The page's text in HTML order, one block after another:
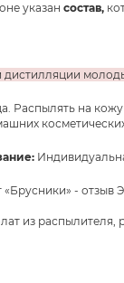
указан состав,
Распылять на
из распылителя,